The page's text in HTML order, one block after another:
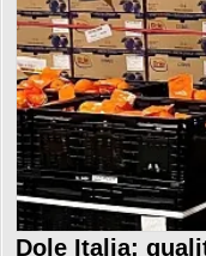
Dole Italia: